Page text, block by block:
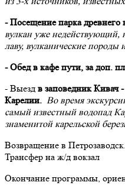
- Посещение парка древнего
вулкан уже
лаву, вулканические породы
- Обед в кафе пути, за доп.
- Выезд в заповедник Кивач
Карелии. Во время
самый известный водопад
знаменитой карельской
Возвращение в Петрозаводск.
Трансфер на ж/д вокзал
Окончание программы,